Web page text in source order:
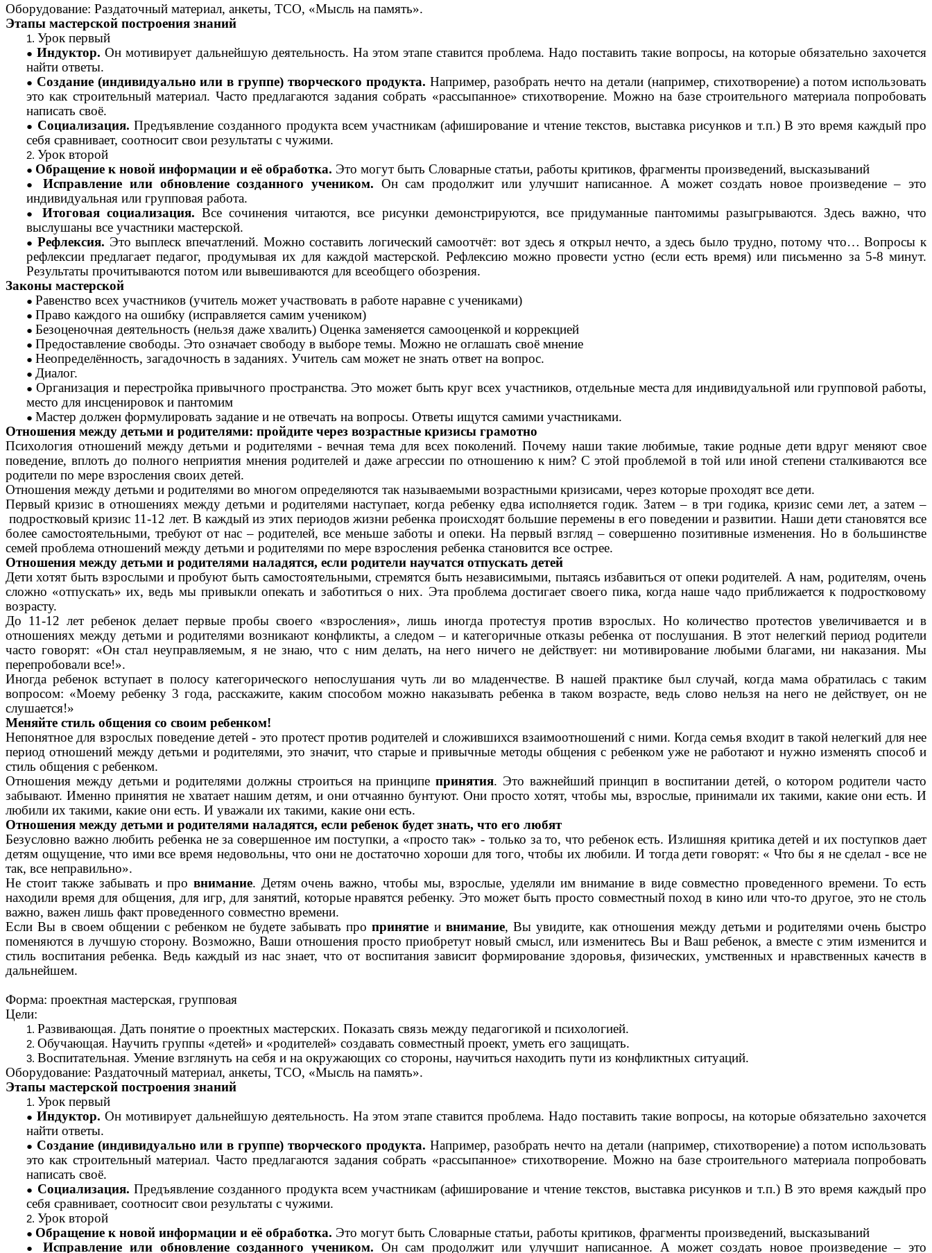
Оборудование: Раздаточный материал, анкеты, ТСО, «Мысль на память».
Этапы мастерской построения знаний
Урок первый
Индуктор.Он мотивирует дальнейшую деятельность. На этом этапе ставится проблема. Надо поставить такие вопросы, на которые обязательно захочется
найти ответы.
Создание (индивидуально или в группе) творческого продукта. Например, разобрать нечто на детали (например, стихотворение) а потом использовать
это как строительный материал. Часто предлагаются задания собрать «рассыпанное» стихотворение. Можно на базе строительного материала попробовать
написать своё.
Социализация. Предъявление созданного продукта всем участникам (афиширование и чтение текстов, выставка рисунков и т.п.) В это время каждый про
себя сравнивает, соотносит свои результаты с чужими.
Урок второй
Обращение к новой информации и её обработка. Это могут быть Словарные статьи, работы критиков, фрагменты произведений, высказываний
Исправление или обновление созданного учеником. Он сам продолжит или улучшит написанное. А может создать новое произведение – это
индивидуальная или групповая работа.
Итоговая социализация. Все сочинения читаются, все рисунки демонстрируются, все придуманные пантомимы разыгрываются. Здесь важно, что
выслушаны все участники мастерской.
Рефлексия. Это выплеск впечатлений. Можно составить логический самоотчёт: вот здесь я открыл нечто, а здесь было трудно, потому что… Вопросы к
рефлексии предлагает педагог, продумывая их для каждой мастерской. Рефлексию можно провести устно (если есть время) или письменно за 5-8 минут.
Результаты прочитываются потом или вывешиваются для всеобщего обозрения.
Законы мастерской
Равенство всех участников (учитель может участвовать в работе наравне с учениками)
Право каждого на ошибку (исправляется самим учеником)
Безоценочная деятельность (нельзя даже хвалить) Оценка заменяется самооценкой и коррекцией
Предоставление свободы. Это означает свободу в выборе темы. Можно не оглашать своё мнение
Неопределённость, загадочность в заданиях. Учитель сам может не знать ответ на вопрос.
Диалог.
Организация и перестройка привычного пространства. Это может быть круг всех участников, отдельные места для индивидуальной или групповой работы,
место для инсценировок и пантомим
Мастер должен формулировать задание и не отвечать на вопросы. Ответы ищутся самими участниками.
Отношения между детьми и родителями: пройдите через возрастные кризисы грамотно
Психология отношений между детьми и родителями - вечная тема для всех поколений. Почему наши такие любимые, такие родные дети вдруг меняют свое
поведение, вплоть до полного неприятия мнения родителей и даже агрессии по отношению к ним? С этой проблемой в той или иной степени сталкиваются все
родители по мере взросления своих детей.
Отношения между детьми и родителями во многом определяются так называемыми возрастными кризисами, через которые проходят все дети.
Первый кризис в отношениях между детьми и родителями наступает, когда ребенку едва исполняется годик. Затем – в три годика, кризис семи лет, а затем –
подростковый кризис 11-12 лет. В каждый из этих периодов жизни ребенка происходят большие перемены в его поведении и развитии. Наши дети становятся все
более самостоятельными, требуют от нас – родителей, все меньше заботы и опеки. На первый взгляд – совершенно позитивные изменения. Но в большинстве
семей проблема отношений между детьми и родителями по мере взросления ребенка становится все острее.
Отношения между детьми и родителями наладятся, если родители научатся отпускать детей
Дети хотят быть взрослыми и пробуют быть самостоятельными, стремятся быть независимыми, пытаясь избавиться от опеки родителей. А нам, родителям, очень
сложно «отпускать» их, ведь мы привыкли опекать и заботиться о них. Эта проблема достигает своего пика, когда наше чадо приближается к подростковому
возрасту.
До 11-12 лет ребенок делает первые пробы своего «взросления», лишь иногда протестуя против взрослых. Но количество протестов увеличивается и в
отношениях между детьми и родителями возникают конфликты, а следом – и категоричные отказы ребенка от послушания. В этот нелегкий период родители
часто говорят: «Он стал неуправляемым, я не знаю, что с ним делать, на него ничего не действует: ни мотивирование любыми благами, ни наказания. Мы
перепробовали все!».
Иногда ребенок вступает в полосу категорического непослушания чуть ли во младенчестве. В нашей практике был случай, когда мама обратилась с таким
вопросом: «Моему ребенку 3 года, расскажите, каким способом можно наказывать ребенка в таком возрасте, ведь слово нельзя на него не действует, он не
слушается!»
Меняйте стиль общения со своим ребенком!
Непонятное для взрослых поведение детей - это протест против родителей и сложившихся взаимоотношений с ними. Когда семья входит в такой нелегкий для нее
период отношений между детьми и родителями, это значит, что старые и привычные методы общения с ребенком уже не работают и нужно изменять способ и
стиль общения с ребенком.
Отношения между детьми и родителями должны строиться на принципепринятия. Это важнейший принцип в воспитании детей, о котором родители часто
забывают. Именно принятия не хватает нашим детям, и они отчаянно бунтуют. Они просто хотят, чтобы мы, взрослые, принимали их такими, какие они есть. И
любили их такими, какие они есть. И уважали их такими, какие они есть.
Отношения между детьми и родителями наладятся, если ребенок будет знать, что его любят
Безусловно важно любить ребенка не за совершенное им поступки, а «просто так» - только за то, что ребенок есть. Излишняя критика детей и их поступков дает
детям ощущение, что ими все время недовольны, что они не достаточно хороши для того, чтобы их любили. И тогда дети говорят: « Что бы я не сделал - все не
так, все неправильно».
Не стоит также забывать и провнимание. Детям очень важно, чтобы мы, взрослые, уделяли им внимание в виде совместно проведенного времени. То есть
находили время для общения, для игр, для занятий, которые нравятся ребенку. Это может быть просто совместный поход в кино или что-то другое, это не столь
важно, важен лишь факт проведенного совместно времени.
Если Вы в своем общении с ребенком не будете забывать пропринятие и внимание, Вы увидите, как отношения между детьми и родителями очень быстро
поменяются в лучшую сторону. Возможно, Ваши отношения просто приобретут новый смысл, или изменитесь Вы и Ваш ребенок, а вместе с этим изменится и
стиль воспитания ребенка. Ведь каждый из нас знает, что от воспитания зависит формирование здоровья, физических, умственных и нравственных качеств в
дальнейшем.
Форма: проектная мастерская, групповая
Цели:
Развивающая. Дать понятие о проектных мастерских. Показать связь между педагогикой и психологией.
Обучающая. Научить группы «детей» и «родителей» создавать совместный проект, уметь его защищать.
Воспитательная. Умение взглянуть на себя и на окружающих со стороны, научиться находить пути из конфликтных ситуаций.
Оборудование: Раздаточный материал, анкеты, ТСО, «Мысль на память».
Этапы мастерской построения знаний
Урок первый
Индуктор.Он мотивирует дальнейшую деятельность. На этом этапе ставится проблема. Надо поставить такие вопросы, на которые обязательно захочется
найти ответы.
Создание (индивидуально или в группе) творческого продукта. Например, разобрать нечто на детали (например, стихотворение) а потом использовать
это как строительный материал. Часто предлагаются задания собрать «рассыпанное» стихотворение. Можно на базе строительного материала попробовать
написать своё.
Социализация. Предъявление созданного продукта всем участникам (афиширование и чтение текстов, выставка рисунков и т.п.) В это время каждый про
себя сравнивает, соотносит свои результаты с чужими.
Урок второй
Обращение к новой информации и её обработка. Это могут быть Словарные статьи, работы критиков, фрагменты произведений, высказываний
Исправление или обновление созданного учеником. Он сам продолжит или улучшит написанное. А может создать новое произведение – это